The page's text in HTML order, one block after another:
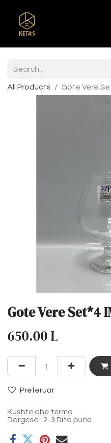
All Products Gote Vere
Gote Vere Set*4
650.00L
Preferuar
Kushte dhe terma
Dergesa : 2-3 Dite pune